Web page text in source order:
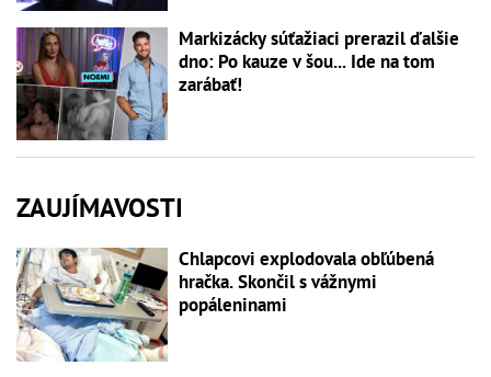
Markizácky súťažiaci prerazil ďalšie
dno: Po kauze v šou... Ide na tom
zarábať!
ZAUJÍMAVOSTI
Chlapcovi explodovala obľúbená
hračka. Skončil s vážnymi
popáleninami